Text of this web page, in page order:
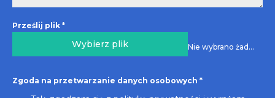
Prześlij plik *
Wybierz plik Nie wybrano żadnego pliku
Zgoda na przetwarzanie danych osobowych *